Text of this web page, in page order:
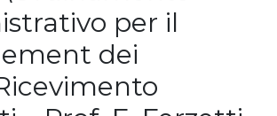
per il
dei